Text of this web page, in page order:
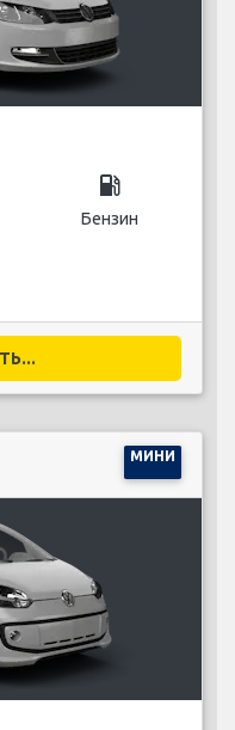
local_gas_station
Бензин
МИНИ